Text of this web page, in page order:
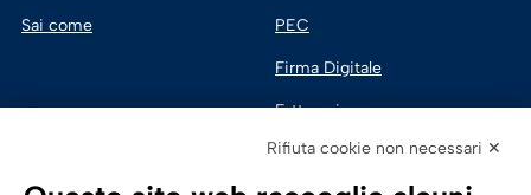
Sai come PEC
Firma Digitale
Fatturazione
Rifiuta cookie non necessari ✕